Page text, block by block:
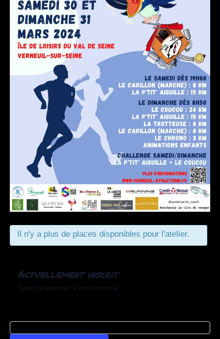
Il n'y a plus de places disponibles pour l'atelier.
Actuellement inscrit
Soyez le premier à vous inscrire